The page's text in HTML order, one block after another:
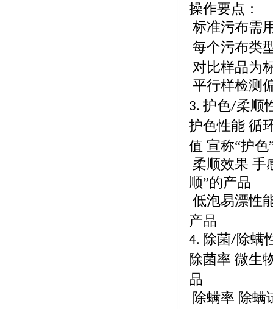
操作要点：
标准污布需
每个污布类
对比样品为
平行样检测
3. 护色/柔顺
护色性能 循
值 宣称“护色
柔顺效果 手
顺”的产品
低泡易漂性
产品
4. 除菌/除螨
除菌率 微生
品
除螨率 除螨